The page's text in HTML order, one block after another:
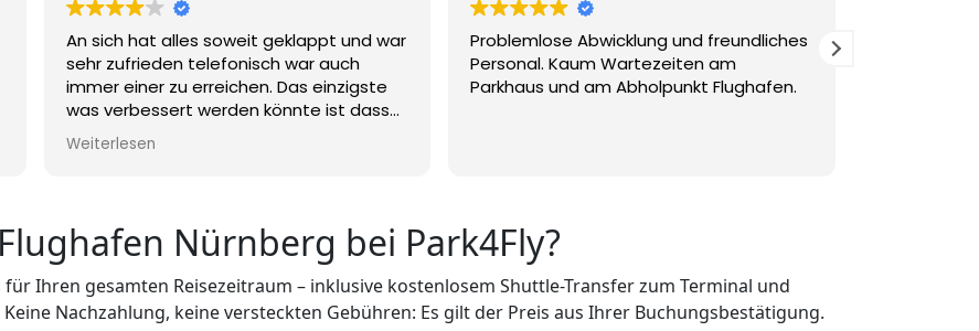
An sich hat alles soweit geklappt und war
sehr zufrieden telefonisch war auch
immer einer zu erreichen. Das einzigste
was verbessert werden könnte ist dass
man einen genauen Standort bekommt
wo man zur Anreise das Fahrzeug
Abholung wurde nur gesagt an einer
Bushaltestelle am Flughafen wäre auch
schön einen genauen Standort auf
Google Maps einzugeben wo man sich
hin zu begeben hat, wo die Busse dann
Weiterlesen
Problemlose Abwicklung und freundliches
Personal. Kaum Wartezeiten am
Parkhaus und am Abholpunkt Flughafen.
Nürnberg bei Park4Fly?
für Ihren gesamten Reisezeitraum – inklusive kostenlosem Shuttle-Transfer zum Terminal und
Nachzahlung, keine versteckten Gebühren: Es gilt der Preis aus Ihrer Buchungsbestätigung.